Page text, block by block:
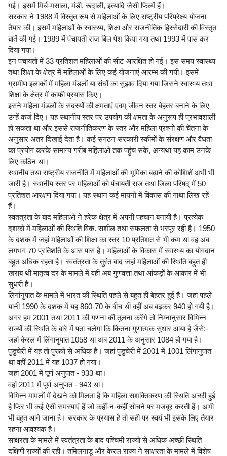
गई। इसमें मिर्च-मसाला, मंडी, रूदाली, इत्यादि जैसी फिल्में हैं।
सरकार ने 1988 में विस्तृत रूप से महिलाओं के लिए राष्ट्रीय परिप्रेक्ष्य योजना
तैयार की। इसमें महिलाओं के स्वास्थ्य, शिक्षा और राजनीतिक हिस्सेदारी की विस्तृत
बातें की गई। 1989 में पंचायती राज बिल पेश किया गया तथा 1993 में पास कर
दिया गया।
इन पंचायतों में 33 प्रतिशत महिलाओं की सीट आरक्षित हो गई। इस समय स्वास्थ्य
तथा शिक्षा के क्षेत्र में महिलाओं के लिए कई योजनाएं आरम्भ की गयी। इसमें
ग्रामीण इलाकों में महिला मंडलों या संघों का सुझाव दिया गया जिसने स्वास्थ्य तथा
शिक्षा के क्षेत्र में काफी प्रयास किए।
इसने महिला मंडलों के सदस्यों की क्षमताएं एवम् जीवन स्तर बेहतर बनाने के लिए
उन्हें कर्ज दिए। यह स्थानीय स्तर पर उपयोग की क्षमता के अनुरूप ही प्रभावशाली
हो सकता था और इससे राजनीतिकरण के स्तर और महिला प्रश्नो की चेतना के
अनुसार अंतर दिखाई देता है। कई संगठन सरकारी स्कीमों के संरक्षण और वैधता
का प्रयोग करके सामान्य गरीब महिलाओं तक पहुंच सके, अन्यथा यह काम उनके
लिए कठिन था।
स्थानीय तथा राष्ट्रीय राजनीति में महिलाओं की भूमिका बढ़ाने की कोशिशें अभी भी
जारी है। स्थानीय स्तर पर महिलाओं को पंचायती राज तथा जिला परिषद् में 50
प्रतिशत आरक्षण दिया गया। यह स्थान कई मायनों में विकास की गाथा लिख रहें
हैं।
स्वतंत्रता के बाद महिलाओं ने हरेक क्षेत्र में अपनी पहचान बनायी है। प्रत्येक
दशकों में महिलाओं की स्थिति विक. सशील तथा सफलता से भरपूर रही है। 1950
के दशक में जहां महिलाओं की शिक्षा का स्तर 10 प्रतिशत से भी कम था वह अब
लगभग 70 प्रतिशति के आस पास है। महिलाओं के विकास में स्वास्थ्य का योगदान
बहुत अधिक रहता है। स्वतंत्रता के तुरंत बाद जहां महिलाओं की स्थिति बहुत ही
खराब थी मातृत्व दर के मामले में वहीं अब गुणवत्ता तथा आंकड़ों के आकार में भी
सुधरी है।
लिगांनुपात के मामले में भारत की स्थिति पहले से बहुत ही बेहतर हुई है। जहां पहले
यानी 1990 के दशक में यह 860-70 के बीच थी वहीं अब बढ़कर 940 हो गयी है।
अगर हम 2001 तथा 2011 की गणना की तुलना करेंगे तो निम्नानुसार विभिन्न
राज्यों की स्थिति के बारे में पता चलेगा कि कितना गुणात्मक सुधार आया है जैसे:-
जहां केरल में लिंगानुपात 1058 था अब 2011 के अनुसार 1084 हो गया है।
पुडुचेरी में यह तो पुरूषों से अधिक है। जहां पुडुचेरी में 2001 में 1001 लिंगानुपात
था वहीं 2011 में यह 1037 हो गया।
जहां 2001 में पूर्ण अनुपात - 933 था।
वहां 2011 में पूर्ण अनुपात - 943 था।
विभिन्न मामलों में देखने को मिलता है कि महिला सशक्तिकरण की स्थिति अच्छी हुई
है फिर भी कई ऐसी समस्याएं हैं जो कहीं-न-कहीं सोचने पर मजबूर करती हैं। अभी
भी बहुत आगे जाना है। सरकार के प्रयास है तो सही पर स्वयं भी इसके लिए तैयार
रहना आवश्यक है।
साक्षरता के मामले में स्वतंत्रता के बाद पश्चिमी राज्यों से अधिक अच्छी स्थिति
दक्षिणी राज्यों की रही। तमिलनाडू और केरल राज्य ने साक्षरता के मामले में विशेष